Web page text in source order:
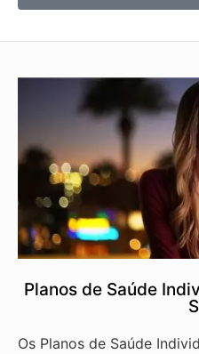
Planos de Saúde
Os Planos de Saúde